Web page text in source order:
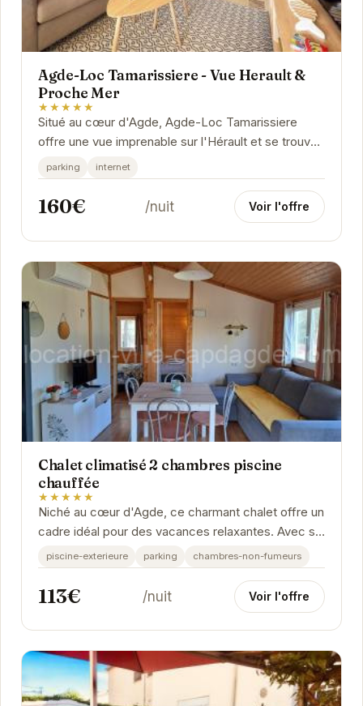
Agde-Loc Tamarissiere - Vue Herault &
Proche Mer
★★★★★
Situé au cœur d'Agde, Agde-Loc Tamarissiere
offre une vue imprenable sur l'Hérault et se trouve
à proximité de la mer. Cet hébergement est...
parking internet
160€ /nuit Voir l'offre
Chalet climatisé 2 chambres piscine
chauffée
★★★★★
Niché au cœur d'Agde, ce charmant chalet offre un
cadre idéal pour des vacances relaxantes. Avec sa
piscine chauffée, ses deux chambres...
piscine-exterieure parking chambres-non-fumeurs
113€ /nuit Voir l'offre